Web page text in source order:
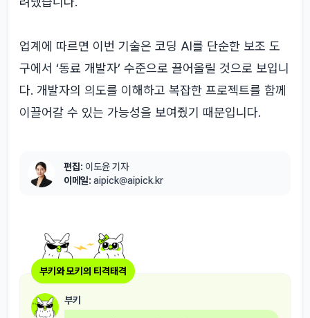
업계에 따르면 이번 기술은 코딩 AI를 단순한 보조 도
구에서 ‘동료 개발자’ 수준으로 끌어올릴 것으로 보입니
다. 개발자의 의도를 이해하고 복잡한 프로젝트를 함께
이끌어갈 수 있는 가능성을 보여줬기 때문입니다.
편집: 이도윤 기자
이메일: aipick@aipick.kr
부키와 모키의 티격태격
부키